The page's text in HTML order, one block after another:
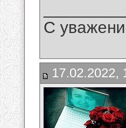
С
17.02.2022,